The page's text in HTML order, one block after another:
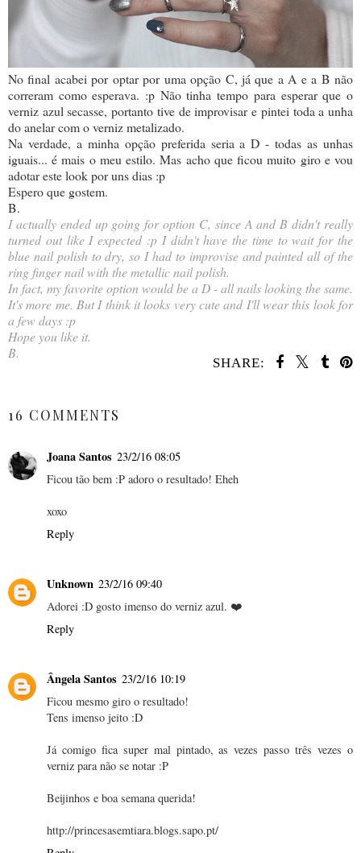
No final acabei por optar por uma opção C, já que a A e a B não
correram como esperava. :p Não tinha tempo para esperar que o
verniz azul secasse, portanto tive de improvisar e pintei toda a unha
do anelar com o verniz metalizado.
Na verdade, a minha opção preferida seria a D - todas as unhas
iguais... é mais o meu estilo. Mas acho que ficou muito giro e vou
adotar este look por uns dias :p
Espero que gostem.
B.
I actually ended up going for option C, since A and B didn't really
turned out like I expected :p I didn't have the time to wait for the
blue nail polish to dry, so I had to improvise and painted all of the
ring finger nail with the metallic nail polish.
In fact, my favorite option would be a D - all nails looking the same.
It's more me. But I think it looks very cute and I'll wear this look for
a few days :p
Hope you like it.
B.
SHARE:
16 COMMENTS
Joana Santos 23/2/16 08:05
Ficou tão bem :P adoro o resultado! Eheh
xoxo
Reply
Unknown 23/2/16 09:40
Adorei :D gosto imenso do verniz azul. ❤️
Reply
Ângela Santos 23/2/16 10:19
Ficou mesmo giro o resultado!
Tens imenso jeito :D
Já comigo fica super mal pintado, as vezes passo três vezes o
verniz para não se notar :P
Beijinhos e boa semana querida!
http://princesasemtiara.blogs.sapo.pt/